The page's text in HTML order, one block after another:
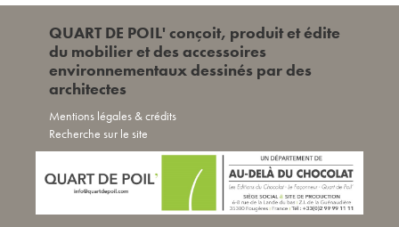
QUART DE POIL' conçoit, produit et édite
du mobilier et des accessoires
environnementaux dessinés par des
architectes
Mentions légales & crédits
Recherche sur le site